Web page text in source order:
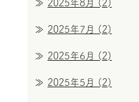
2025年8月 (2)
2025年7月 (2)
2025年6月 (2)
2025年5月 (2)